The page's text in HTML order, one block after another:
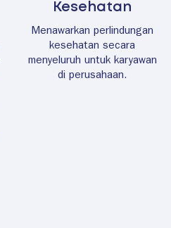
Kesehatan
Menawarkan perlindungan
kesehatan secara
menyeluruh untuk karyawan
di perusahaan.